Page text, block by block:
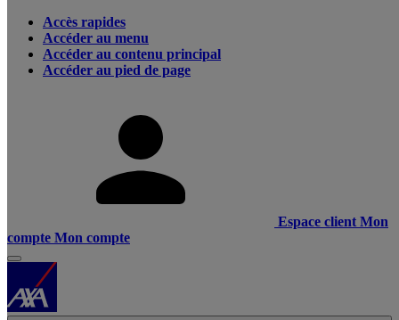
Accès rapides
Accéder au menu
Accéder au contenu principal
Accéder au pied de page
Espace client Mon
compte Mon compte